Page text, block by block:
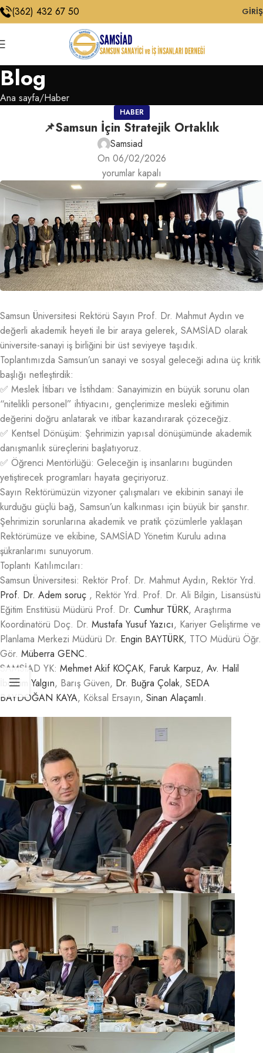
(362) 432 67 50 GIRIŞ
Blog
Ana sayfa Haber
HABER
📌Samsun İçin Stratejik Ortaklık
Samsiad
On 06/02/2026
yorumlar kapalı
Samsun Üniversitesi Rektörü Sayın Prof. Dr. Mahmut Aydın ve
değerli akademik heyeti ile bir araya gelerek, SAMSİAD olarak
üniversite-sanayi iş birliğini bir üst seviyeye taşıdık.
Toplantımızda Samsun’un sanayi ve sosyal geleceği adına üç kritik
başlığı netleştirdik:
✅ Meslek İtibarı ve İstihdam: Sanayimizin en büyük sorunu olan
“nitelikli personel” ihtiyacını, gençlerimize mesleki eğitimin
değerini doğru anlatarak ve itibar kazandırarak çözeceğiz.
✅ Kentsel Dönüşüm: Şehrimizin yapısal dönüşümünde akademik
danışmanlık süreçlerini başlatıyoruz.
✅ Öğrenci Mentörlüğü: Geleceğin iş insanlarını bugünden
yetiştirecek programları hayata geçiriyoruz.
Sayın Rektörümüzün vizyoner çalışmaları ve ekibinin sanayi ile
kurduğu güçlü bağ, Samsun’un kalkınması için büyük bir şanstır.
Şehrimizin sorunlarına akademik ve pratik çözümlerle yaklaşan
Rektörümüze ve ekibine, SAMSİAD Yönetim Kurulu adına
şükranlarımı sunuyorum.
Toplantı Katılımcıları:
Samsun Üniversitesi: Rektör Prof. Dr. Mahmut Aydın, Rektör Yrd.
Prof. Dr. Adem soruç , Rektör Yrd. Prof. Dr. Ali Bilgin, Lisansüstü
Eğitim Enstitüsü Müdürü Prof. Dr. Cumhur TÜRK, Araştırma
Koordinatörü Doç. Dr. Mustafa Yusuf Yazıcı, Kariyer Geliştirme ve
Planlama Merkezi Müdürü Dr. Engin BAYTÜRK, TTO Müdürü Öğr.
Gör. Müberra GENC.
SAMSİAD YK: Mehmet Akif KOÇAK, Faruk Karpuz, Av. Halil
İbrahim Yalgın, Barış Güven, Dr. Buğra Çolak, SEDA
BAYDOĞAN KAYA, Köksal Ersayın, Sinan Alaçamlı.